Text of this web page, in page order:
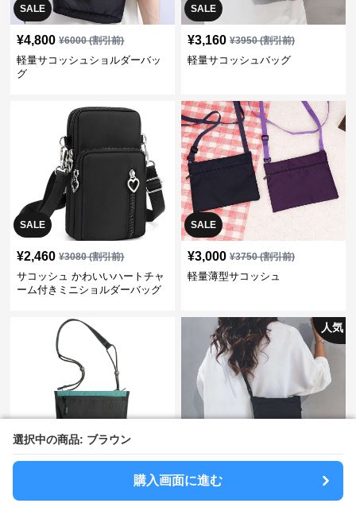
選択中の商品: ブラウン
購入画面に進む
選択中の商品: ブラウン
購入画面に進む
SALE
¥4,800 ¥6000(割引前)
軽量サコッシュショルダーバッ
グ
SALE
¥3,160 ¥3950(割引前)
軽量サコッシュバッグ
SALE
¥2,460 ¥3080(割引前)
サコッシュ かわいいハートチャ
ーム付きミニショルダーバッグ
SALE
¥3,000 ¥3750(割引前)
軽量薄型サコッシュ
SALE
(割引前)
人気
¥3,380